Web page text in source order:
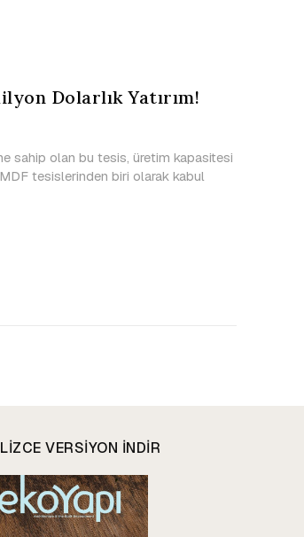
Dolarlık Yatırım!
sahip olan bu tesis, üretim kapasitesi
tesislerinden biri olarak kabul
VERSIYON INDIR